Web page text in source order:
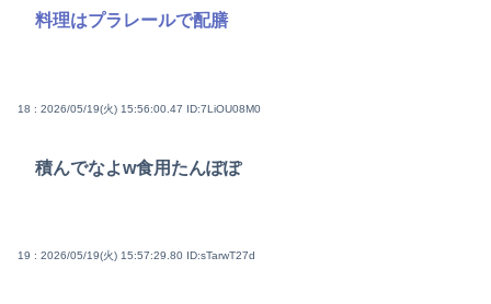
料理はプラレールで配膳
18 : 2026/05/19(火) 15:56:00.47 ID:7LiOU08M0
積んでなよw食用たんぽぽ
19 : 2026/05/19(火) 15:57:29.80 ID:sTarwT27d